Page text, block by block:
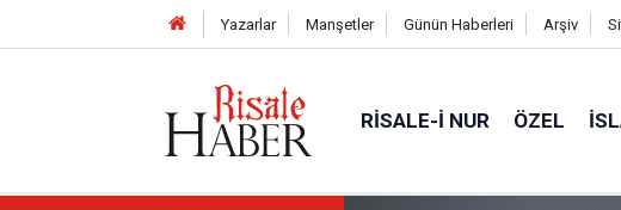
Yazarlar Manşetler Günün Haberleri Arşiv
RISALE-I NUR ÖZEL